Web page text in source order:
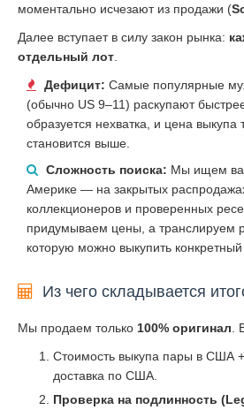
моментально исчезают из продажи (
Далее вступает в силу закон рынка:
отдельный лот
Дефицит: Самые популярные
(обычно US 9–11) раскупают
образуется нехватка, и цена
становится выше.
Сложность поиска: Мы ищем
Америке — на закрытых
коллекционеров и проверенных
придумываем цены, а транслируем
которую можно выкупить
Из чего складывается
Мы продаем только 100% оригинал .
Стоимость выкупа пары в США
доставка по США.
Проверка на подлинность